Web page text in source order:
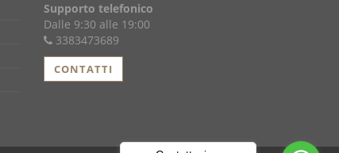
Supporto telefonico
Dalle 9:30 alle 19:00
3383473689
CONTATTI